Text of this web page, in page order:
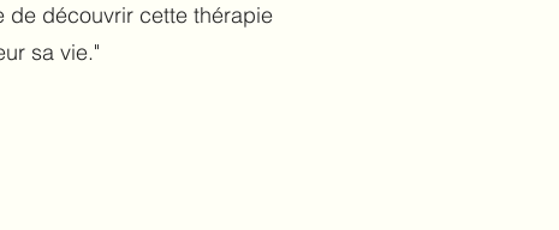
de découvrir cette thérapie
sa vie."